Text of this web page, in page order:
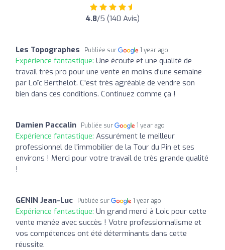
4.8/5 (140 Avis)
Les Topographes Publiée sur 1 year ago
Expérience fantastique: Une écoute et une qualité de
travail très pro pour une vente en moins d'une semaine
par Loïc Berthelot. C'est très agréable de vendre son
bien dans ces conditions. Continuez comme ça !
Damien Paccalin Publiée sur 1 year ago
Expérience fantastique: Assurément le meilleur
professionnel de l'immobilier de la Tour du Pin et ses
environs ! Merci pour votre travail de très grande qualité
!
GENIN Jean-Luc Publiée sur 1 year ago
Expérience fantastique: Un grand merci à Loic pour cette
vente menée avec succès ! Votre professionnalisme et
vos compétences ont été déterminants dans cette
réussite.